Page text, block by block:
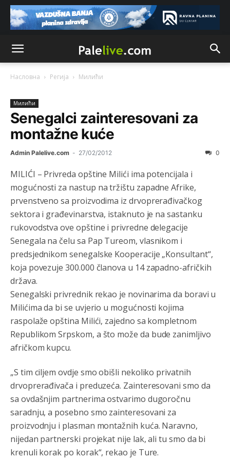
Насловна Регија Милићи
Милићи
Senegalci zainteresovani za
montažne kuće
Admin Palelive.com - 27/02/2012 0
MILIĆI – Privreda opštine Milići ima potencijala i
mogućnosti za nastup na tržištu zapadne Afrike,
prvenstveno sa proizvodima iz drvoprerađivačkog
sektora i građevinarstva, istaknuto je na sastanku
rukovodstva ove opštine i privredne delegacije
Senegala na čelu sa Pap Tureom, vlasnikom i
predsjednikom senegalske Kooperacije „Konsultant“,
koja povezuje 300.000 članova u 14 zapadno-afričkih
država.
Senegalski privrednik rekao je novinarima da boravi u
Milićima da bi se uvjerio u mogućnosti kojima
raspolaže opština Milići, zajedno sa kompletnom
Republikom Srpskom, a što može da bude zanimljivo
afričkom kupcu.
„S tim ciljem ovdje smo obišli nekoliko privatnih
drvoprerađivača i preduzeća. Zainteresovani smo da
sa ovdašnjim partnerima ostvarimo dugoročnu
saradnju, a posebno smo zainteresovani za
proizvodnju i plasman montažnih kuća. Naravno,
nijedan partnerski projekat nije lak, ali tu smo da bi
krenuli korak po korak“, rekao je Ture.
Анонимно2800426
2:05
Sto bogatiji-to skrtiji,sto tisi-to opasniji,sto pricivljiviji-to
gluplji,sto ljepsi-to razmazaniji,sto emotivniji-to
veci prevarant...
Анонимно2802132
Mnogi nesposobni ljudi su daleko dogurali. Ko je
nesposoban može raditi sve. Sposobni rade samo ono
što znaju.
Анонимно2022778 јуче 3:59